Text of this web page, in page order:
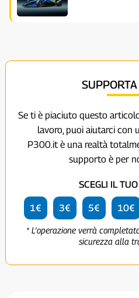
Se ti è piaciuto questo
lavoro, puoi aiutarci con
P300.it è una realtà
supporto è per
SCEGLI IL
1€ 3€ 5€ 10€
* L'operazione verrà
sicurezza alla